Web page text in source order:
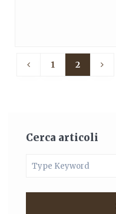
1 2
Cerca articoli